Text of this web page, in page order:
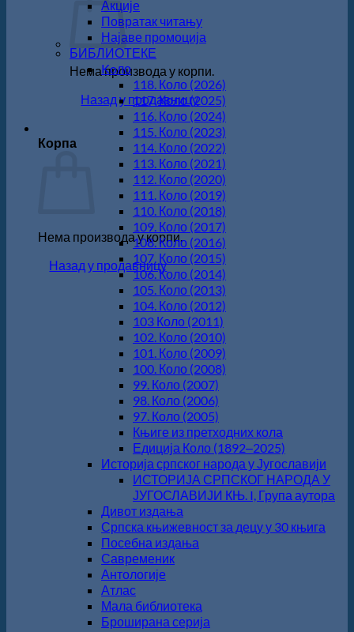
Нема производа у корпи.
Назад у продавницу
Корпа
Нема производа у корпи.
Назад у продавницу
Акције
Повратак читању
Најаве промоција
БИБЛИОТЕКЕ
Koло
118. Коло (2026)
117. Коло (2025)
116. Коло (2024)
115. Коло (2023)
114. Коло (2022)
113. Коло (2021)
112. Коло (2020)
111. Коло (2019)
110. Коло (2018)
109. Коло (2017)
108. Коло (2016)
107. Коло (2015)
106. Коло (2014)
105. Коло (2013)
104. Коло (2012)
103 Коло (2011)
102. Коло (2010)
101. Коло (2009)
100. Коло (2008)
99. Коло (2007)
98. Коло (2006)
97. Коло (2005)
Књиге из претходних кола
Едиција Коло (1892‒2025)
Историја српског народа у Југославији
ИСТОРИЈА СРПСКОГ НАРОДА У
ЈУГОСЛАВИЈИ КЊ. I, Група аутора
Дивот издања
Српска књижевност за децу у 30 књига
Посебна издања
Савременик
Антологије
Атлас
Мала библиотека
Броширана серија